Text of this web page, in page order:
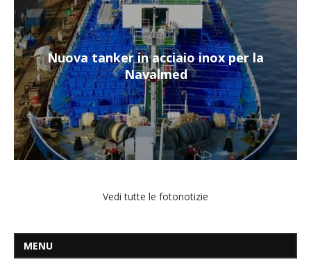
Nuova tanker in acciaio inox per la
Navalmed
Vedi tutte le fotonotizie
MENU